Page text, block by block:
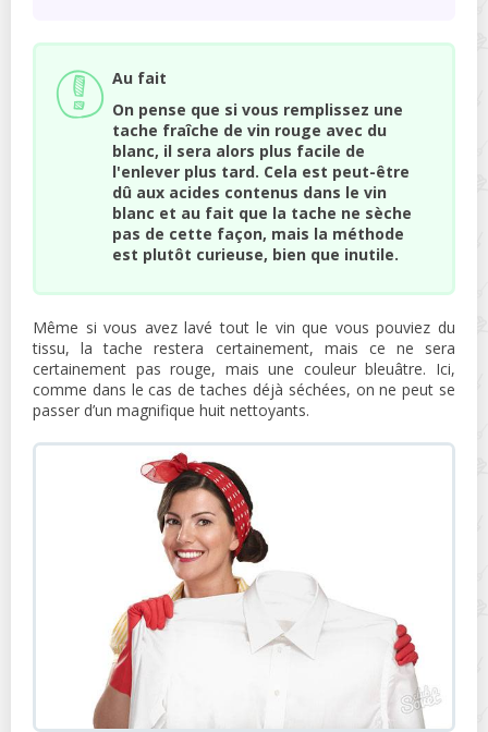
Au fait
On pense que si vous remplissez une
tache fraîche de vin rouge avec du
blanc, il sera alors plus facile de
l'enlever plus tard. Cela est peut-être
dû aux acides contenus dans le vin
blanc et au fait que la tache ne sèche
pas de cette façon, mais la méthode
est plutôt curieuse, bien que inutile.
Même si vous avez lavé tout le vin que vous pouviez du
tissu, la tache restera certainement, mais ce ne sera
certainement pas rouge, mais une couleur bleuâtre. Ici,
comme dans le cas de taches déjà séchées, on ne peut se
passer d’un magnifique huit nettoyants.